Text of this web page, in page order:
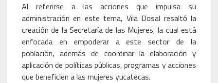
Al referirse a las acciones que impulsa su
administración en este tema, Vila Dosal resaltó la
creación de la Secretaría de las Mujeres, la cual está
enfocada en empoderar a este sector de la
población, además de coordinar la elaboración y
aplicación de políticas públicas, programas y acciones
que beneficien a las mujeres yucatecas.